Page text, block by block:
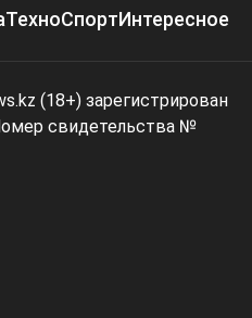
ТехноСпортИнтересное
(18+) зарегистрирован
свидетельства №